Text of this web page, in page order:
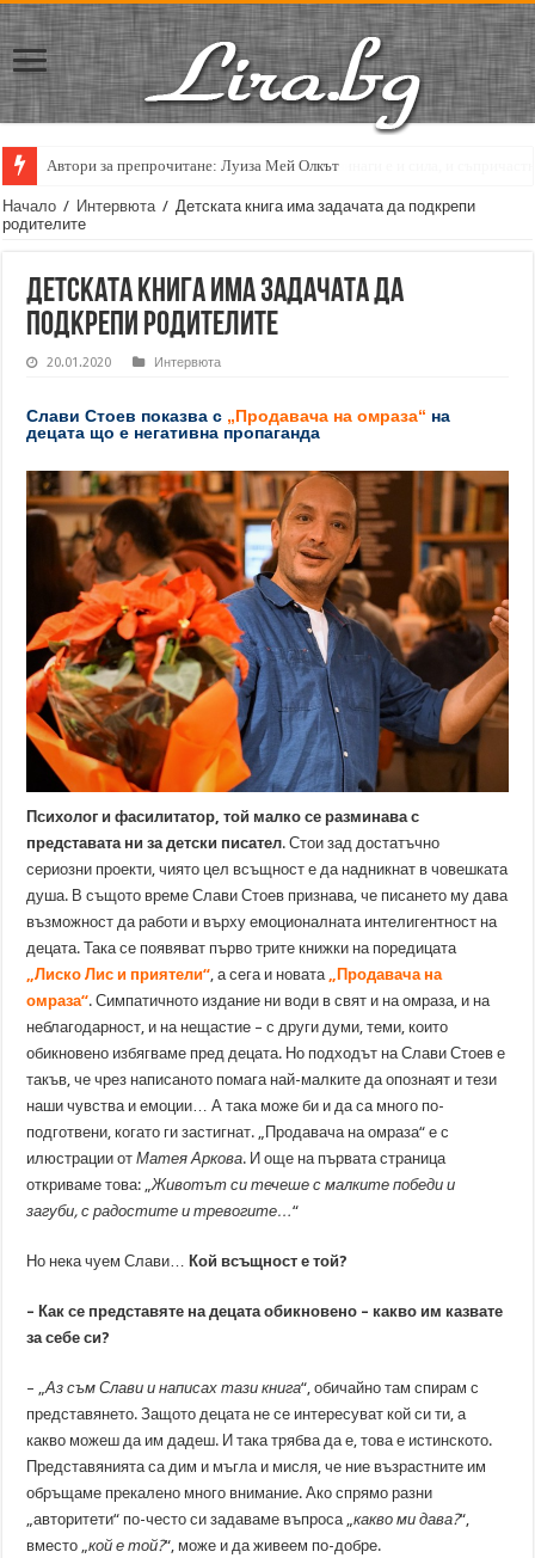
Кирил Кадийски: „Плачът на големия поет винаги е и сила, и
Начало / Интервюта / Детската книга има задачата да подкрепи
родителите
Детската книга има задачата да
подкрепи родителите
20.01.2020 Интервюта
Слави Стоев показва с „Продавача на омраза“ на
децата що е негативна пропаганда
Психолог и фасилитатор, той малко се разминава с
представата ни за детски писател. Стои зад достатъчно
сериозни проекти, чиято цел всъщност е да надникнат в човешката
душа. В същото време Слави Стоев признава, че писането му дава
възможност да работи и върху емоционалната интелигентност на
децата. Така се появяват първо трите книжки на поредицата
„Лиско Лис и приятели“, а сега и новата „Продавача на
омраза“. Симпатичното издание ни води в свят и на омраза, и на
неблагодарност, и на нещастие – с други думи, теми, които
обикновено избягваме пред децата. Но подходът на Слави Стоев е
такъв, че чрез написаното помага най-малките да опознаят и тези
наши чувства и емоции… А така може би и да са много по-
подготвени, когато ги застигнат. „Продавача на омраза“ е с
илюстрации отМатея Аркова. И още на първата страница
откриваме това: „Животът си течеше с малките победи и
загуби, с радостите и тревогите…“
Но нека чуем Слави… Кой всъщност е той?
– Как се представяте на децата обикновено – какво им казвате
за себе си?
– „Аз съм Слави и написах тази книга“, обичайно там спирам с
представянето. Защото децата не се интересуват кой си ти, а
какво можеш да им дадеш. И така трябва да е, това е истинското.
Представянията са дим и мъгла и мисля, че ние възрастните им
обръщаме прекалено много внимание. Ако спрямо разни
„авторитети“ по-често си задаваме въпроса „какво ми дава?“,
вместо „кой е той?“, може и да живеем по-добре.